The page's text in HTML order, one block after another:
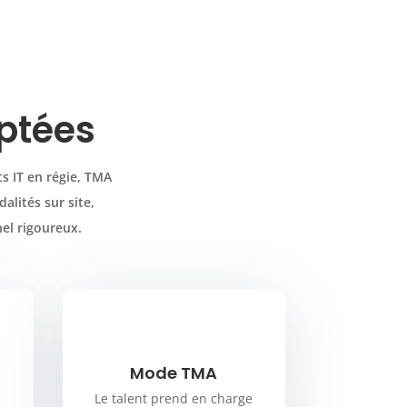
IT en régie, TMA
sur site,
rigoureux.
Mode TMA
Le talent prend en charge